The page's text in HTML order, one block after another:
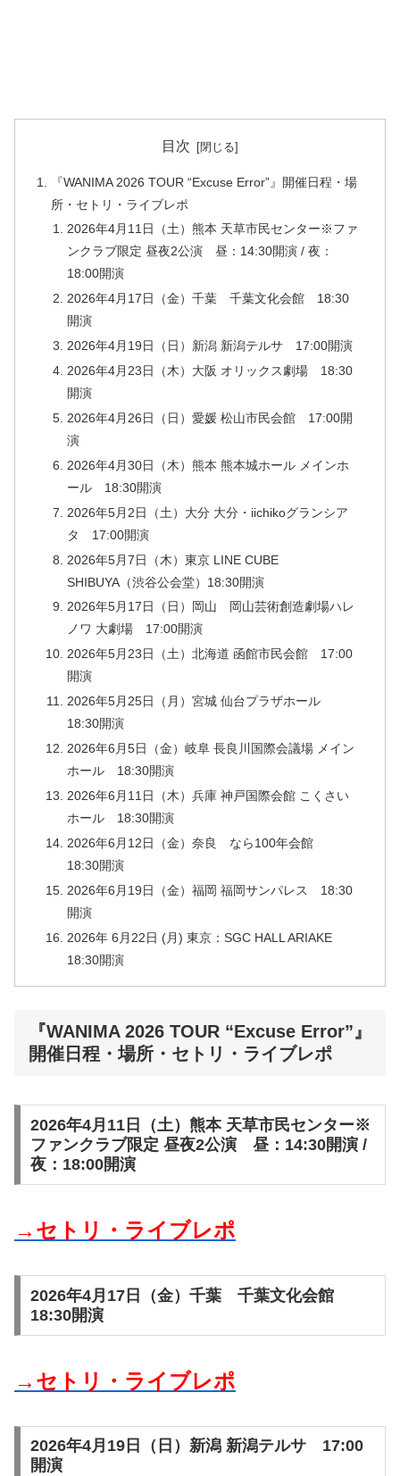
目次
『WANIMA 2026 TOUR “Excuse Error”』開催日程・場
所・セトリ・ライブレポ
2026年4月11日（土）熊本 天草市民センター※ファ
ンクラブ限定 昼夜2公演 昼：14:30開演 / 夜：
18:00開演
2026年4月17日（金）千葉 千葉文化会館 18:30
開演
2026年4月19日（日）新潟 新潟テルサ 17:00開演
2026年4月23日（木）大阪 オリックス劇場 18:30
開演
2026年4月26日（日）愛媛 松山市民会館 17:00開
演
2026年4月30日（木）熊本 熊本城ホール メインホ
ール 18:30開演
2026年5月2日（土）大分 大分・iichikoグランシア
タ 17:00開演
2026年5月7日（木）東京 LINE CUBE
SHIBUYA（渋谷公会堂）18:30開演
2026年5月17日（日）岡山 岡山芸術創造劇場ハレ
ノワ 大劇場 17:00開演
2026年5月23日（土）北海道 函館市民会館 17:00
開演
2026年5月25日（月）宮城 仙台プラザホール
18:30開演
2026年6月5日（金）岐阜 長良川国際会議場 メイン
ホール 18:30開演
2026年6月11日（木）兵庫 神戸国際会館 こくさい
ホール 18:30開演
2026年6月12日（金）奈良 なら100年会館
18:30開演
2026年6月19日（金）福岡 福岡サンパレス 18:30
開演
2026年 6月22日 (月) 東京：SGC HALL ARIAKE
18:30開演
『WANIMA 2026 TOUR “Excuse Error”』
開催日程・場所・セトリ・ライブレポ
2026年4月11日（土）熊本 天草市民センター※
ファンクラブ限定 昼夜2公演 昼：14:30開演 /
夜：18:00開演
→セトリ・ライブレポ
2026年4月17日（金）千葉 千葉文化会館
18:30開演
→セトリ・ライブレポ
2026年4月19日（日）新潟 新潟テルサ 17:00
開演